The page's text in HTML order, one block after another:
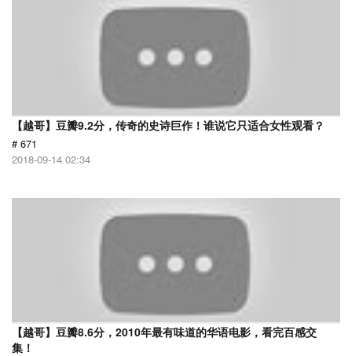
【越哥】豆瓣9.2分，传奇的史诗巨作！谁说它只适合女性观看？
# 671
2018-09-14 02:34
【越哥】豆瓣8.6分，2010年最有味道的华语电影，看完百感交
集！